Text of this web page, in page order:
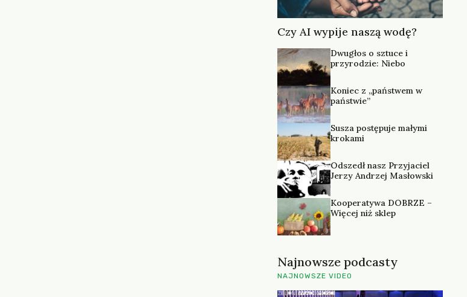
Czy AI wypije naszą wodę?
Dwugłos o sztuce i
przyrodzie: Niebo
Koniec z „państwem w
państwie”
Susza postępuje małymi
krokami
Odszedł nasz Przyjaciel
Jerzy Andrzej Masłowski
Kooperatywa DOBRZE –
Więcej niż sklep
Najnowsze podcasty
NAJNOWSZE VIDEO